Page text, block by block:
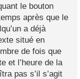
le bouton
après que le
a déjà
situé en
de fois que
et l’heure de la
pas s’il s’agit